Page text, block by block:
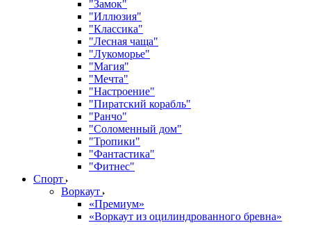
"Замок"
"Иллюзия"
"Классика"
"Лесная чаща"
"Лукоморье"
"Магия"
"Мечта"
"Настроение"
"Пиратский корабль"
"Ранчо"
"Соломенный дом"
"Тропики"
"Фантастика"
"Фитнес"
Спорт
Воркаут
«Премиум»
«Воркаут из оцилиндрованного бревна»